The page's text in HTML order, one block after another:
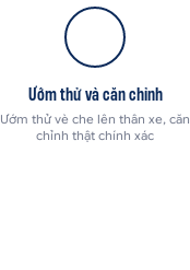
Ướm thử và căn chỉnh
Ướm thử vè che lên thân xe, căn
chỉnh thật chính xác